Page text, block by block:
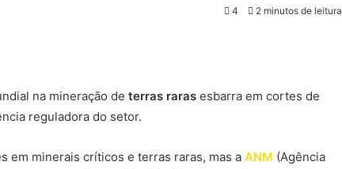
4 2 minutos de leitura
na mineração de terras raras esbarra em cortes de
reguladora do setor.
em minerais críticos e terras raras, mas a ANM (Agência